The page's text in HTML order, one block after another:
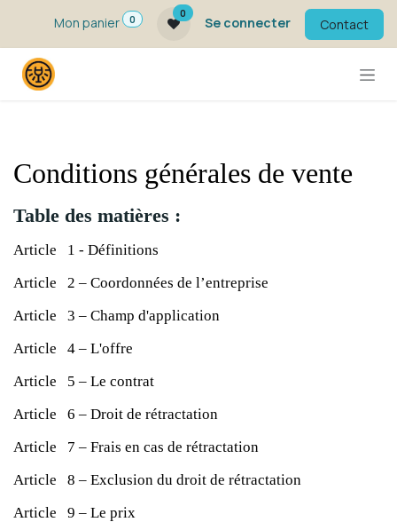
Se rendre au contenu
Mon panier
0
0
Se connecter Contact
Conditions générales de vente
Table des matières :
Article 1 - Définitions
Article 2 – Coordonnées de l’entreprise
Article 3 – Champ d'application
Article 4 – L'offre
Article 5 – Le contrat
Article 6 – Droit de rétractation
Article 7 – Frais en cas de rétractation
Article 8 – Exclusion du droit de rétractation
Article 9 – Le prix